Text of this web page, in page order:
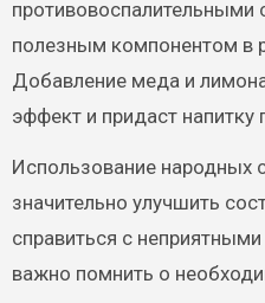
противовоспалительными
полезным компонентом в
Добавление меда и
эффект и придаст напитку
Использование народных
значительно улучшить
справиться с
важно помнить о